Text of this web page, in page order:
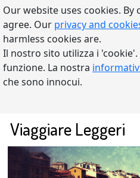
Our website uses cookies.
agree. Our privacy and
harmless cookies are.
Il nostro sito utilizza i
funzione. La nostra
che sono innocui.
Viaggiare Leggeri